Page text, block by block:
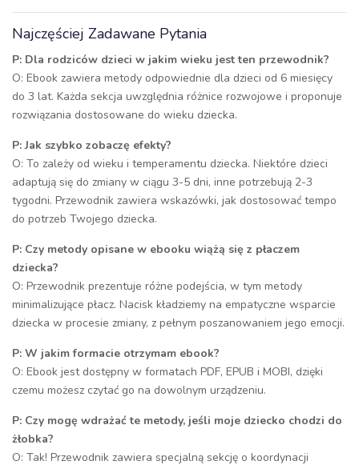
Najczęściej Zadawane Pytania
P: Dla rodziców dzieci w jakim wieku jest ten przewodnik?
O: Ebook zawiera metody odpowiednie dla dzieci od 6 miesięcy
do 3 lat. Każda sekcja uwzględnia różnice rozwojowe i proponuje
rozwiązania dostosowane do wieku dziecka.
P: Jak szybko zobaczę efekty?
O: To zależy od wieku i temperamentu dziecka. Niektóre dzieci
adaptują się do zmiany w ciągu 3-5 dni, inne potrzebują 2-3
tygodni. Przewodnik zawiera wskazówki, jak dostosować tempo
do potrzeb Twojego dziecka.
P: Czy metody opisane w ebooku wiążą się z płaczem
dziecka?
O: Przewodnik prezentuje różne podejścia, w tym metody
minimalizujące płacz. Nacisk kładziemy na empatyczne wsparcie
dziecka w procesie zmiany, z pełnym poszanowaniem jego emocji.
P: W jakim formacie otrzymam ebook?
O: Ebook jest dostępny w formatach PDF, EPUB i MOBI, dzięki
czemu możesz czytać go na dowolnym urządzeniu.
P: Czy mogę wdrażać te metody, jeśli moje dziecko chodzi do
żłobka?
O: Tak! Przewodnik zawiera specjalną sekcję o koordynacji